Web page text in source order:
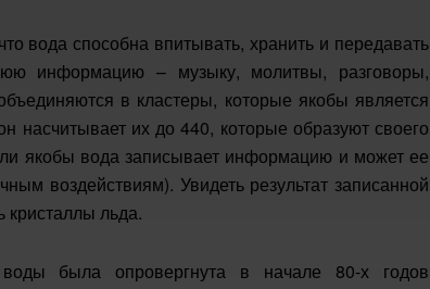
вода способна впитывать, хранить и передавать
информацию – музыку, молитвы, разговоры,
в кластеры, которые якобы является
насчитывает их до 440, которые образуют своего
якобы вода записывает информацию и может ее
воздействиям). Увидеть результат записанной
льда.
была опровергнута в начале 80-х годов